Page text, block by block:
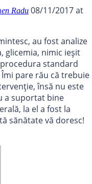
Radu 08/11/2017 at
au fost analize
glicemia, nimic ieșit
standard
pare rău că trebuie
însă nu este
a suportat bine
la el a fost la
sănătate vă doresc!